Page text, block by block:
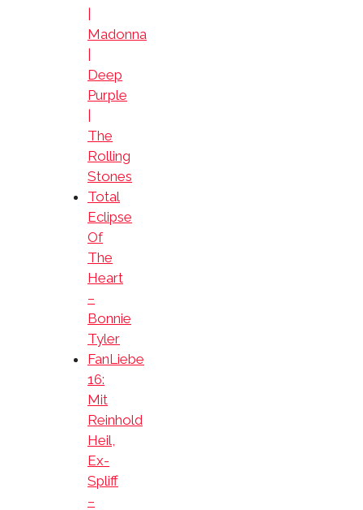
Madonna
Deep
Purple
The
Rolling
Stones
Total
Eclipse
Of
The
Heart
–
Bonnie
Tyler
FanLiebe
16:
Mit
Reinhold
Heil,
Ex-
Spliff
–